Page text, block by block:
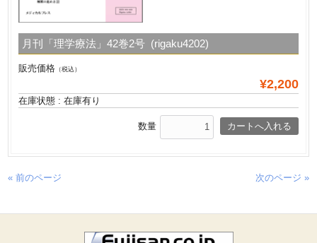
月刊「理学療法」42巻2号 (rigaku4202)
販売価格 （税込）
¥2,200
在庫状態 : 在庫有り
数量
« 前のページ 次のページ »